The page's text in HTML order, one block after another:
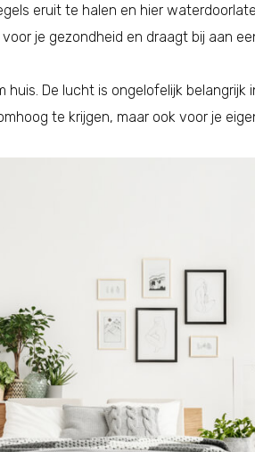
eruit te halen en hier
je gezondheid en draagt bij aan
De lucht is ongelofelijk belangrijk
te krijgen, maar ook voor je